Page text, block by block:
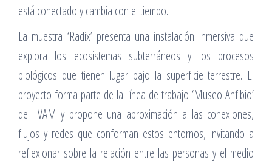
está conectado y cambia con el tiempo.
La muestra ‘Radix’ presenta una instalación inmersiva que
explora los ecosistemas subterráneos y los procesos
biológicos que tienen lugar bajo la superficie terrestre. El
proyecto forma parte de la línea de trabajo ‘Museo Anfibio’
del IVAM y propone una aproximación a las conexiones,
flujos y redes que conforman estos entornos, invitando a
reflexionar sobre la relación entre las personas y el medio